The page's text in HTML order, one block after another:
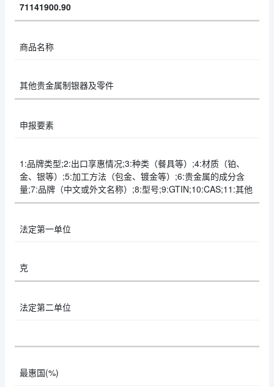
71141900.90
商品名称
其他贵金属制银器及零件
申报要素
1:品牌类型;2:出口享惠情况;3:种类（餐具等）;4:材质（铂、
金、银等）;5:加工方法（包金、镀金等）;6:贵金属的成分含
量;7:品牌（中文或外文名称）;8:型号;9:GTIN;10:CAS;11:其他
法定第一单位
克
法定第二单位
最惠国(%)